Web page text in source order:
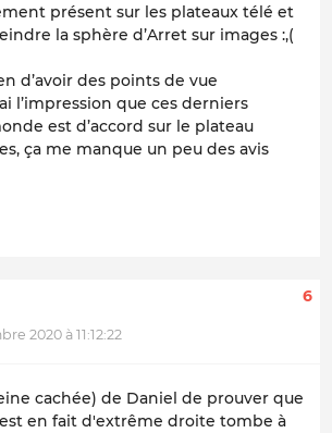
présent sur les plateaux télé et
la sphère d’Arret sur images :,(
d’avoir des points de vue
l’impression que ces derniers
est d’accord sur le plateau
ça me manque un peu des avis
2020 à 11:12:22
6
cachée) de Daniel de prouver que
en fait d'extrême droite tombe à